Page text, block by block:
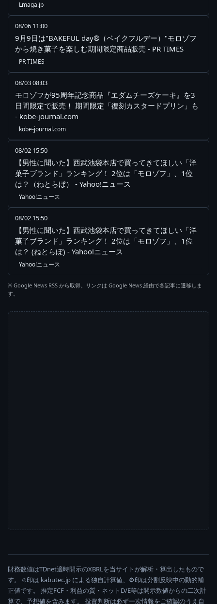
Lmaga.jp
08/06 11:00
9月9日は"BAKEFUL day®（ベイクフルデー）"モロゾフ
から焼き菓子を楽しむ期間限定商品販売 - PR TIMES
PR TIMES
08/03 08:03
モロゾフが95周年記念商品『エダムチーズケーキ』を3
日間限定で販売！ 期間限定「復刻カスタードプリン」も
- kobe-journal.com
kobe-journal.com
08/02 15:50
【男性に聞いた】西武池袋本店で買ってきてほしい「洋
菓子ブランド」ランキング！ 2位は「モロゾフ」、1位
は？（ねとらぼ） - Yahoo!ニュース
Yahoo!ニュース
08/02 15:50
【男性に聞いた】西武池袋本店で買ってきてほしい「洋
菓子ブランド」ランキング！ 2位は「モロゾフ」、1位
は？ (ねとらぼ) - Yahoo!ニュース
Yahoo!ニュース
※ Google News RSS から取得。リンクは Google News 経由で各記事に遷移しま
す。
財務数値はTDnet適時開示のXBRLを当サイトが解析・算出したもので
す。 ⊙印は kabutec.jp による独自計算値、⚙印は分割反映中の動的補
正値です。 推定FCF・利益の質・ネットD/E等は開示数値からの二次計
算で、予想値を含みます。 投資判断は必ず一次情報をご確認のうえ自